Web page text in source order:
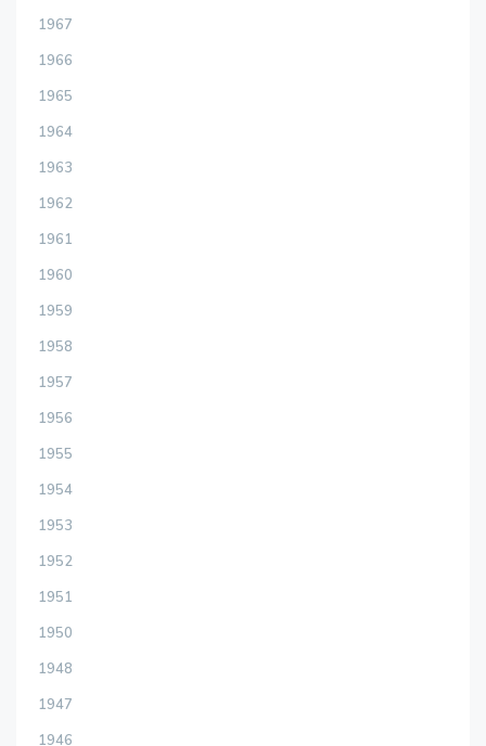
1967
1966
1965
1964
1963
1962
1961
1960
1959
1958
1957
1956
1955
1954
1953
1952
1951
1950
1948
1947
1946